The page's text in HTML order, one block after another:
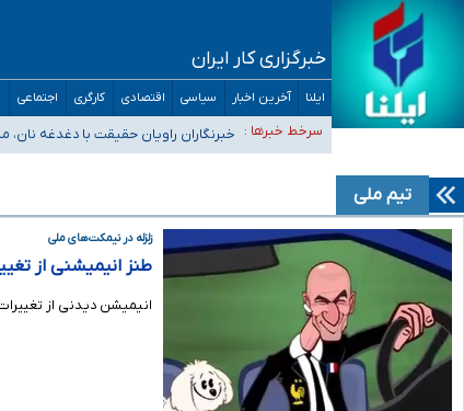
خبرگزاری کار ایران
ایلنا آخرین اخبار سیاسی اقتصادی کارگری اجتماعی
سرخط خبرها :
تعویق آزمون ورودی دکترای تخصصی فرماندهی صحنه
خبرنگاران راویان حقیقت با دغدغه
ثبت‌نام بخش عمده دانش‌آموزان مدارس ایرانی امارات
تیم ملی
زلزله در نیمکت‌های ملی
طنز انیمیشنی از
انیمیشن دیدنی از